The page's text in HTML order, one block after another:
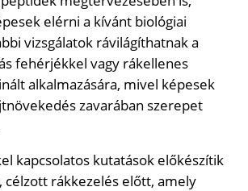
elérni a kívánt biológiai
vizsgálatok rávilágíthatnak a
fehérjékkel vagy rákellenes
alkalmazására, mivel képesek
zavarában szerepet
kapcsolatos kutatások előkészítik
célzott rákkezelés előtt, amely